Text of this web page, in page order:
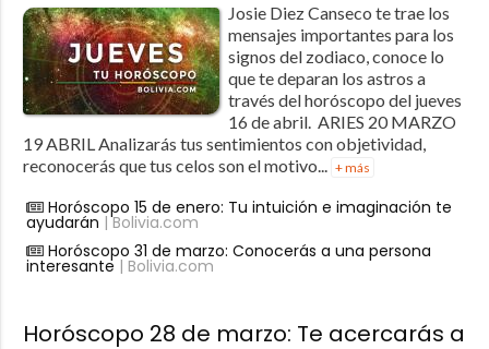
Josie Diez Canseco te trae los
mensajes importantes para los
signos del zodiaco, conoce lo
que te deparan los astros a
través del horóscopo del jueves
16 de abril. ARIES 20 MARZO
19 ABRIL Analizarás tus sentimientos con objetividad,
reconocerás que tus celos son el motivo...
+ más
Horóscopo 15 de enero: Tu intuición e imaginación te
ayudarán | Bolivia.com
Horóscopo 31 de marzo: Conocerás a una persona
interesante | Bolivia.com
Horóscopo 28 de marzo: Te acercarás a